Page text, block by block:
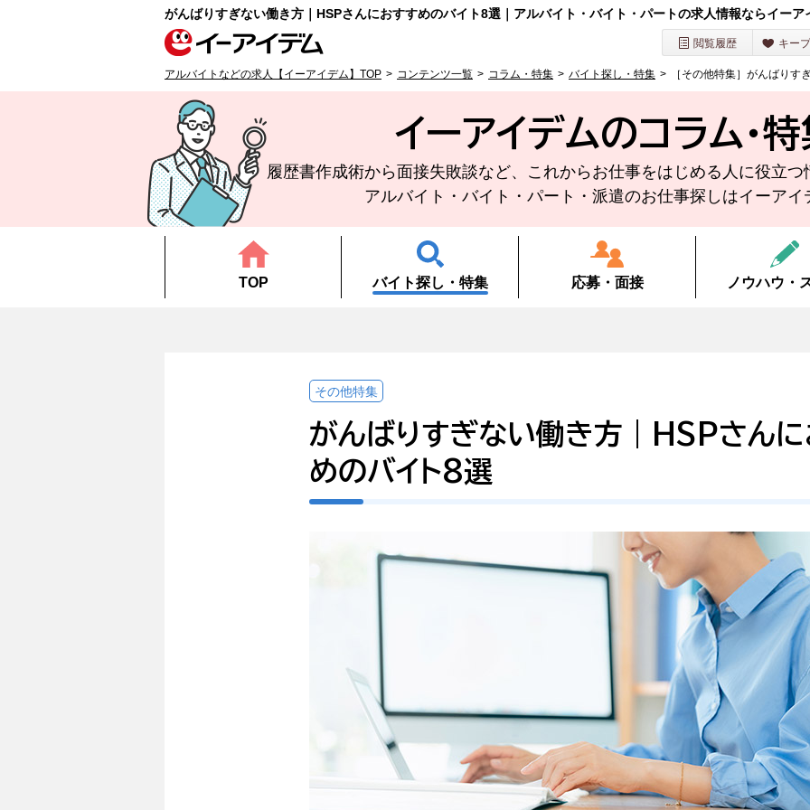
がんばりすぎない働き方｜HSPさんにおすすめのバイト8選｜アルバイト・バイト・パートの求人情報ならイーア
閲覧履歴 キー
アルバイトなどの求人【イーアイデム】TOP コンテンツ一覧 コラム・特集 バイト探し・特集 ［その他特集］がんばり
イーアイデムのコラム・特
履歴書作成術から面接失敗談など、 これからお仕事をはじめる人に役立つ
アルバイト・バイト・ パート・派遣のお仕事探しはイーアイ
TOP バイト探し・ 特集 応募・面接 ノウハウ・
その他特集
がんばりすぎない働き方｜HSPさんに
めのバイト8選